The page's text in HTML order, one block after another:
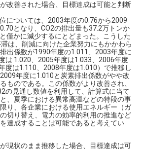
改善された場合、目標達成は可能と判断
については、2003年度の0.76から2009
となり、CO2の排出量も37.2万トンか
僅かに減少するにとどまった。こうした
は、削減に向けた企業努力にもかかわら
出係数が1990年度の1.011、2003年度に
は 1.020、2005年度は1.033、2006年度
度は1.110、2008年度は1.010）で推移し
年度に1.010と炭素排出係数がやや改
ものである。この係数がより改善され、
の見通し数値を利用して、計算式に当て
、夏季における異常高温などの特段の事
り、各企業における使用エネルギー（ガ
切り替え、電力の効率的利用の推進など
達成することは可能であると考えてい
現状のまま推移した場合、目標達成は可